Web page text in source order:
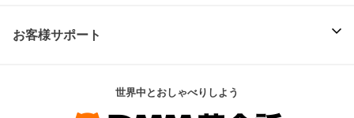
お客様サポート
世界中とおしゃべりしよう